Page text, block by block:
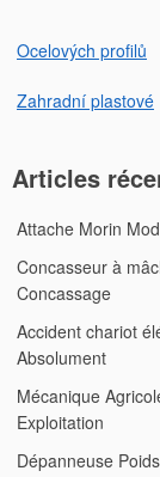
Ocelových profilů
Zahradní plastové
Articles
Attache Morin
Concasseur à
Concassage
Accident chariot
Absolument
Mécanique
Exploitation
Dépanneuse